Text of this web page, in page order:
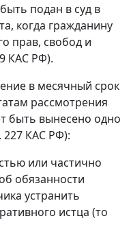
подан в суд в
когда гражданину
прав, свобод и
КАС РФ).
в месячный срок
рассмотрения
быть вынесено одно
227 КАС РФ):
или частично
обязанности
устранить
истца (то